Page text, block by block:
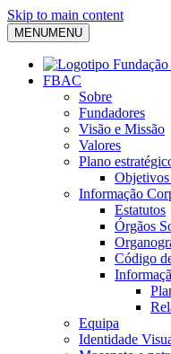
Skip to main content
MENUMENU
FBAC
Sobre
Fundadores
Visão e Missão
Valores
Plano
Objetivos
Informação
Estatutos
Órgãos
Código
Equipa
Identidade